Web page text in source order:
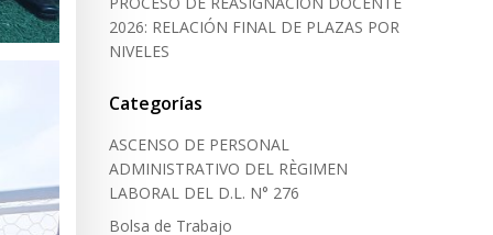
2026: RELACIÓN FINAL DE PLAZAS POR
NIVELES
Categorías
ASCENSO DE PERSONAL
ADMINISTRATIVO DEL RÈGIMEN
LABORAL DEL D.L. N° 276
Bolsa de Trabajo